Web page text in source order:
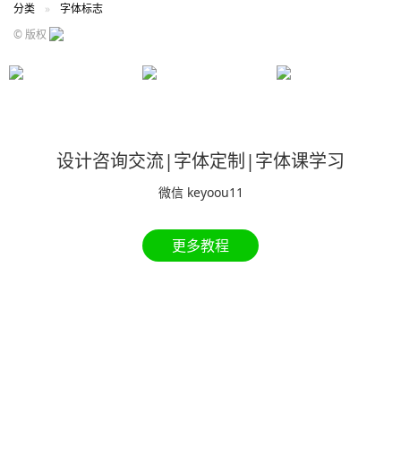
分类
字体标志
© 版权
设计咨询交流|字体定制|字体课学习
微信 keyoou11
更多教程